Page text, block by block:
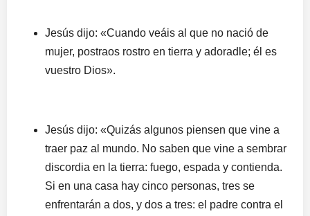
Jesús dijo: «Cuando veáis al que no nació de
mujer, postraos rostro en tierra y adoradle; él es
vuestro Dios».
Jesús dijo: «Quizás algunos piensen que vine a
traer paz al mundo. No saben que vine a sembrar
discordia en la tierra: fuego, espada y contienda.
Si en una casa hay cinco personas, tres se
enfrentarán a dos, y dos a tres: el padre contra el